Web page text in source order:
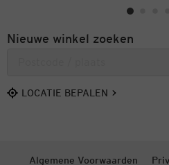
Nieuwe winkel zoeken
LOCATIE BEPALEN
Algemene Voorwaarden